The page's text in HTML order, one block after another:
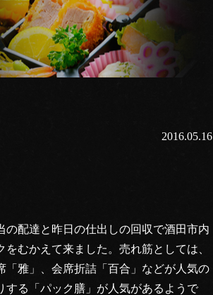
2016.05.16
配達と昨日の仕出しの回収で酒田市内
むかえて来ました。売れ筋としては、
雅」、会席折詰「百合」などが人気の
る「パック膳」が人気があるようで